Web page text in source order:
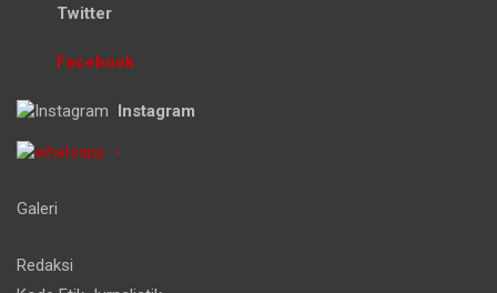
Twitter
Facebook
Instagram
-
Galeri
Redaksi